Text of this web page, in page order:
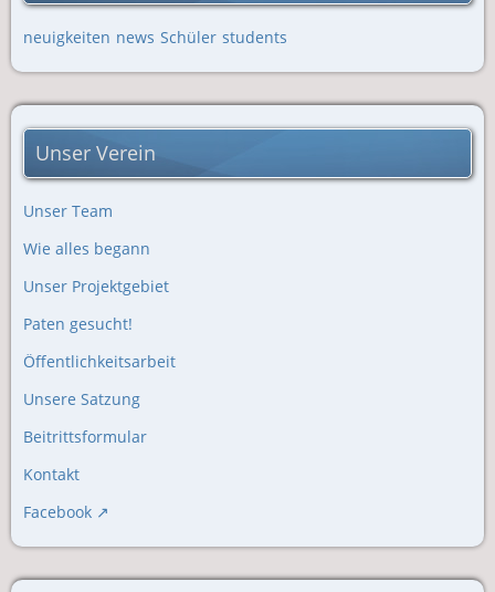
neuigkeiten news Schüler students
Unser Verein
Unser Team
Wie alles begann
Unser Projektgebiet
Paten gesucht!
Öffentlichkeitsarbeit
Unsere Satzung
Beitrittsformular
Kontakt
Facebook